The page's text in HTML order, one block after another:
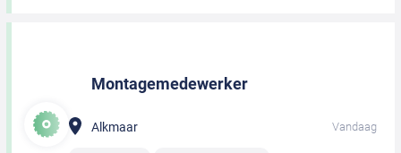
Montagemedewerker
Alkmaar Vandaag